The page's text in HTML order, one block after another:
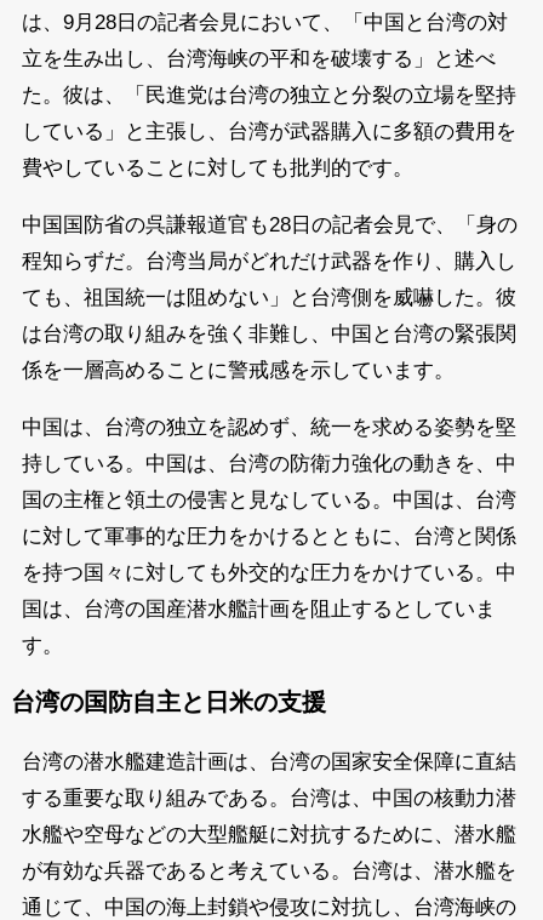
は、9月28日の記者会見において、「中国と台湾の対
立を生み出し、台湾海峡の平和を破壊する」と述べ
た。彼は、「民進党は台湾の独立と分裂の立場を堅持
している」と主張し、台湾が武器購入に多額の費用を
費やしていることに対しても批判的です。
中国国防省の呉謙報道官も28日の記者会見で、「身の
程知らずだ。台湾当局がどれだけ武器を作り、購入し
ても、祖国統一は阻めない」と台湾側を威嚇した。彼
は台湾の取り組みを強く非難し、中国と台湾の緊張関
係を一層高めることに警戒感を示しています。
中国は、台湾の独立を認めず、統一を求める姿勢を堅
持している。中国は、台湾の防衛力強化の動きを、中
国の主権と領土の侵害と見なしている。中国は、台湾
に対して軍事的な圧力をかけるとともに、台湾と関係
を持つ国々に対しても外交的な圧力をかけている。中
国は、台湾の国産潜水艦計画を阻止するとしていま
す。
台湾の国防自主と日米の支援
台湾の潜水艦建造計画は、台湾の国家安全保障に直結
する重要な取り組みである。台湾は、中国の核動力潜
水艦や空母などの大型艦艇に対抗するために、潜水艦
が有効な兵器であると考えている。台湾は、潜水艦を
通じて、中国の海上封鎖や侵攻に対抗し、台湾海峡の